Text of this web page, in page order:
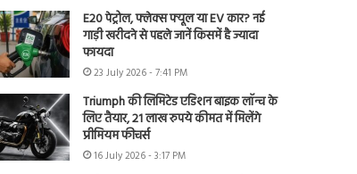
E20 पेट्रोल, फ्लेक्स फ्यूल या EV कार? नई
गाड़ी खरीदने से पहले जानें किसमें है ज्यादा
फायदा
23 July 2026 - 7:41 PM
Triumph की लिमिटेड एडिशन बाइक लॉन्च के
लिए तैयार, 21 लाख रुपये कीमत में मिलेंगे
प्रीमियम फीचर्स
16 July 2026 - 3:17 PM